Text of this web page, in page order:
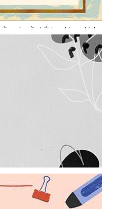
màu nền kết hợp khung hình
đen trang trí những chiếc lá đẹp